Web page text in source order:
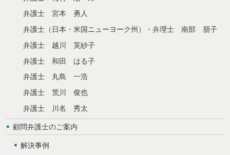
研究レポート
弁護士 宮本 勇人
弁護士（日本・米国ニューヨーク州）・弁理士 南部 朋子
弁護士 越川 芙紗子
弁護士 和田 はる子
弁護士 丸島 一浩
弁護士 荒川 俊也
弁護士 川名 秀太
顧問弁護士のご案内
解決事例